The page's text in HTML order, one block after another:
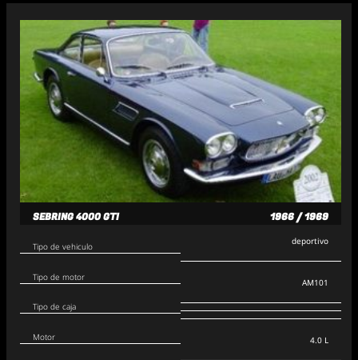
SEBRING 4000 GTI 1966 / 1969
Tipo de vehiculo
Tipo de motor
Tipo de caja
deportivo
AM101
Motor 4.0 L